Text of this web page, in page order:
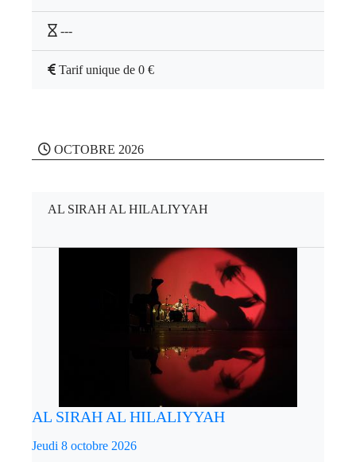
---
Tarif unique de 0 €
OCTOBRE 2026
AL SIRAH AL HILALIYYAH
AL SIRAH AL HILALIYYAH
Jeudi 8 octobre 2026